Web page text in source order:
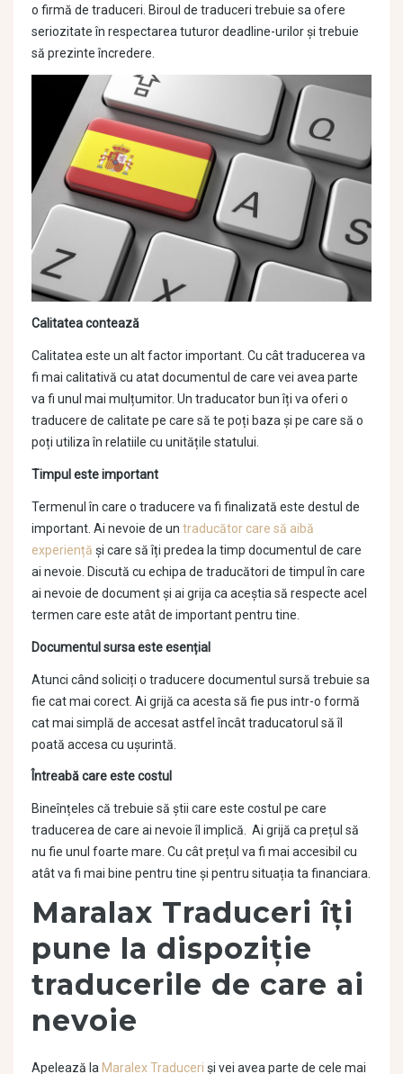
o firmă de traduceri. Biroul de traduceri trebuie sa ofere
seriozitate în respectarea tuturor deadline-urilor și trebuie
să prezinte încredere.
Calitatea contează
Calitatea este un alt factor important. Cu cât traducerea va
fi mai calitativă cu atat documentul de care vei avea parte
va fi unul mai mulțumitor. Un traducator bun îți va oferi o
traducere de calitate pe care să te poți baza și pe care să o
poți utiliza în relatiile cu unitățile statului.
Timpul este important
Termenul în care o traducere va fi finalizată este destul de
important. Ai nevoie de un traducător care să aibă
experiență și care să îți predea la timp documentul de care
ai nevoie. Discută cu echipa de traducători de timpul în care
ai nevoie de document și ai grija ca aceștia să respecte acel
termen care este atât de important pentru tine.
Documentul sursa este esențial
Atunci când soliciți o traducere documentul sursă trebuie sa
fie cat mai corect. Ai grijă ca acesta să fie pus intr-o formă
cat mai simplă de accesat astfel încât traducatorul să îl
poată accesa cu ușurintă.
Întreabă care este costul
Bineînțeles că trebuie să știi care este costul pe care
traducerea de care ai nevoie îl implică. Ai grijă ca prețul să
nu fie unul foarte mare. Cu cât prețul va fi mai accesibil cu
atât va fi mai bine pentru tine și pentru situația ta financiara.
Maralax Traduceri îți
pune la dispoziție
traducerile de care ai
nevoie
Apelează la Maralex Traduceri și vei avea parte de cele mai